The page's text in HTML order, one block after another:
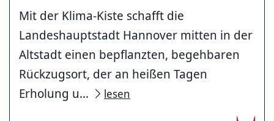
Mit der Klima-Kiste schafft die
Landeshauptstadt Hannover mitten in der
Altstadt einen bepflanzten, begehbaren
Rückzugsort, der an heißen Tagen
Erholung u...
lesen